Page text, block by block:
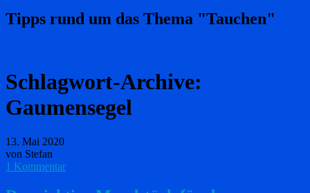
Tipps rund um das Thema "Tauchen"
Schlagwort-Archive:
Gaumensegel
13. Mai 2020
von Stefan
1 Kommentar